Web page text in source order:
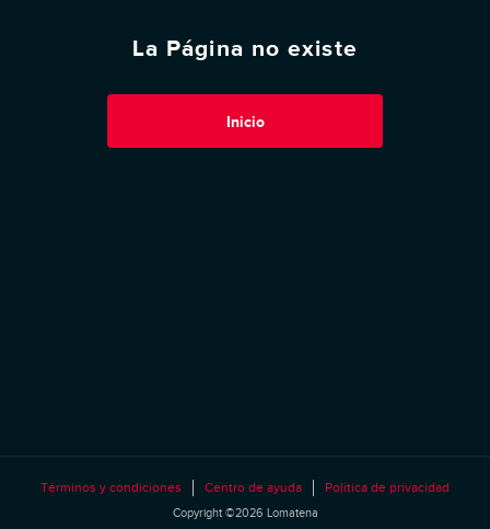
La Página no existe
Inicio
Términos y condiciones Centro de ayuda Política de privacidad
Copyright ©2026 Lomatena